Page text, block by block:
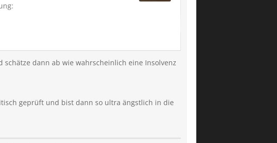
bereit.
gemacht hat ermöglicht ja auch
dann ab wie wahrscheinlich eine Insolvenz
geprüft und bist dann so ultra ängstlich in die